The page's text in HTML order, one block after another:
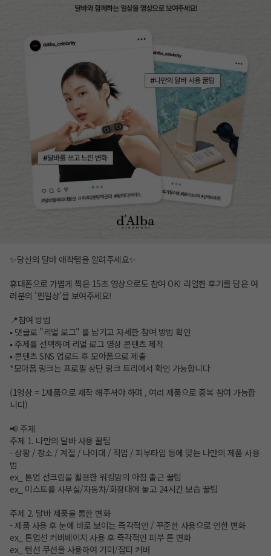
✨당신의 달바 애착템을 알려주세요✨
휴대폰으로 가볍게 찍은 15초 영상으로도 참여 OK! 리얼한 후기를 담은 여
러분의 '찐일상'을 보여주세요!
📍참여 방법
▪ 댓글로 "리얼 로그" 를 남기고 자세한 참여 방법 확인
▪ 주제를 선택하여 리얼 로그 영상 콘텐츠 제작
▪ 콘텐츠 SNS 업로드 후 모아폼으로 제출
*모아폼 링크는 프로필 상단 링크 트리에서 확인 가능합니다
(1영상 = 1제품으로 제작 해주셔야 하며 , 여러 제품으로 중복 참여 가능합
니다)
📢 주제
주제 1. 나만의 달바 사용 꿀팁
- 상황 / 장소 / 계절 / 나이대 / 직업 / 피부타입 등에 맞는 나만의 제품 사용
법
ex_ 톤업 선크림을 활용한 워킹맘의 아침 출근 꿀팁
ex_ 미스트를 사무실/자동차/화장대에 놓고 24시간 보습 꿀팁
주제 2. 달바 제품을 통한 변화
- 제품 사용 후 눈에 바로 보이는 즉각적인 / 꾸준한 사용으로 인한 변화
ex_ 톤업선 커버베이지 사용 후 즉각적인 피부 톤 변화
ex_ 텐션 쿠션을 사용하여 기미/잡티 커버